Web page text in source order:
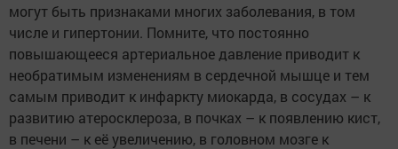
могут быть признаками многих заболевания, в том
числе и гипертонии. Помните, что постоянно
повышающееся артериальное давление приводит к
необратимым изменениям в сердечной мышце и тем
самым приводит к инфаркту миокарда, в сосудах – к
развитию атеросклероза, в почках – к появлению кист,
в печени – к её увеличению, в головном мозге к